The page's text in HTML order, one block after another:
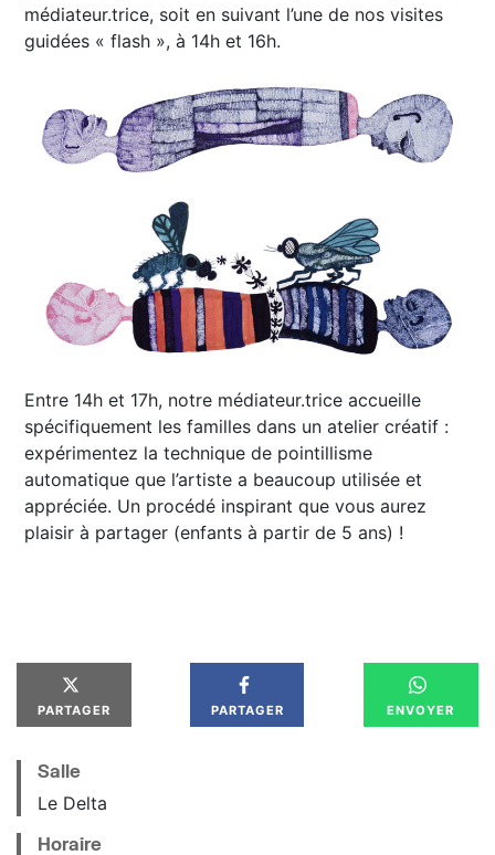
médiateur.trice, soit en suivant l’une de nos visites
guidées « flash », à 14h et 16h.
Entre 14h et 17h, notre médiateur.trice accueille
spécifiquement les familles dans un atelier créatif :
expérimentez la technique de pointillisme
automatique que l’artiste a beaucoup utilisée et
appréciée. Un procédé inspirant que vous aurez
plaisir à partager (enfants à partir de 5 ans) !
PARTAGER PARTAGER ENVOYER
Salle
Le Delta
Horaire